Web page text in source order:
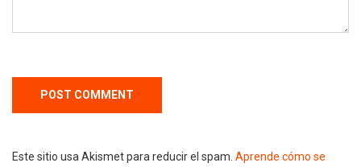
Este sitio usa Akismet para reducir el spam. Aprende cómo se